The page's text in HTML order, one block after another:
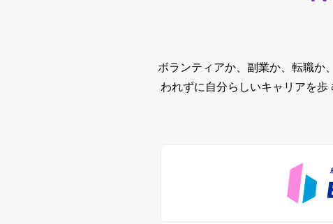
ボランティアか、副業か、転職か
われずに自分らしいキャリアを歩